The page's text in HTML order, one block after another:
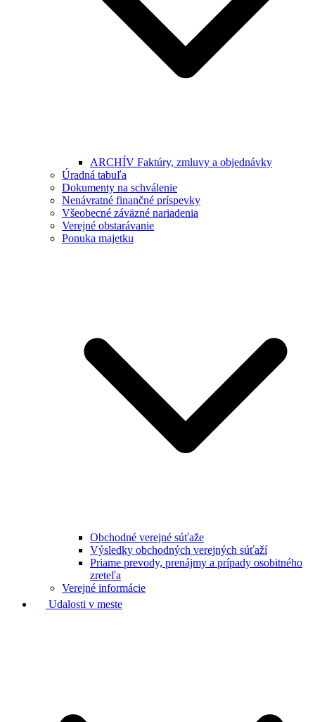
ARCHÍV Faktúry, zmluvy a objednávky
Úradná tabuľa
Dokumenty na schválenie
Nenávratné finančné príspevky
Všeobecné záväzné nariadenia
Verejné obstarávanie
Ponuka majetku
Obchodné verejné súťaže
Výsledky obchodných verejných súťaží
Priame prevody, prenájmy a prípady osobitného
zreteľa
Verejné informácie
Udalosti v meste